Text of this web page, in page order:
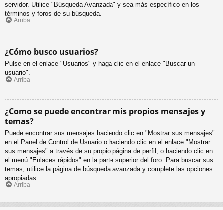
servidor. Utilice "Búsqueda Avanzada" y sea más específico en los
términos y foros de su búsqueda.
Arriba
¿Cómo busco usuarios?
Pulse en el enlace "Usuarios" y haga clic en el enlace "Buscar un
usuario".
Arriba
¿Como se puede encontrar mis propios mensajes y
temas?
Puede encontrar sus mensajes haciendo clic en "Mostrar sus mensajes"
en el Panel de Control de Usuario o haciendo clic en el enlace "Mostrar
sus mensajes" a través de su propio página de perfil, o haciendo clic en
el menú "Enlaces rápidos" en la parte superior del foro. Para buscar sus
temas, utilice la página de búsqueda avanzada y complete las opciones
apropiadas.
Arriba